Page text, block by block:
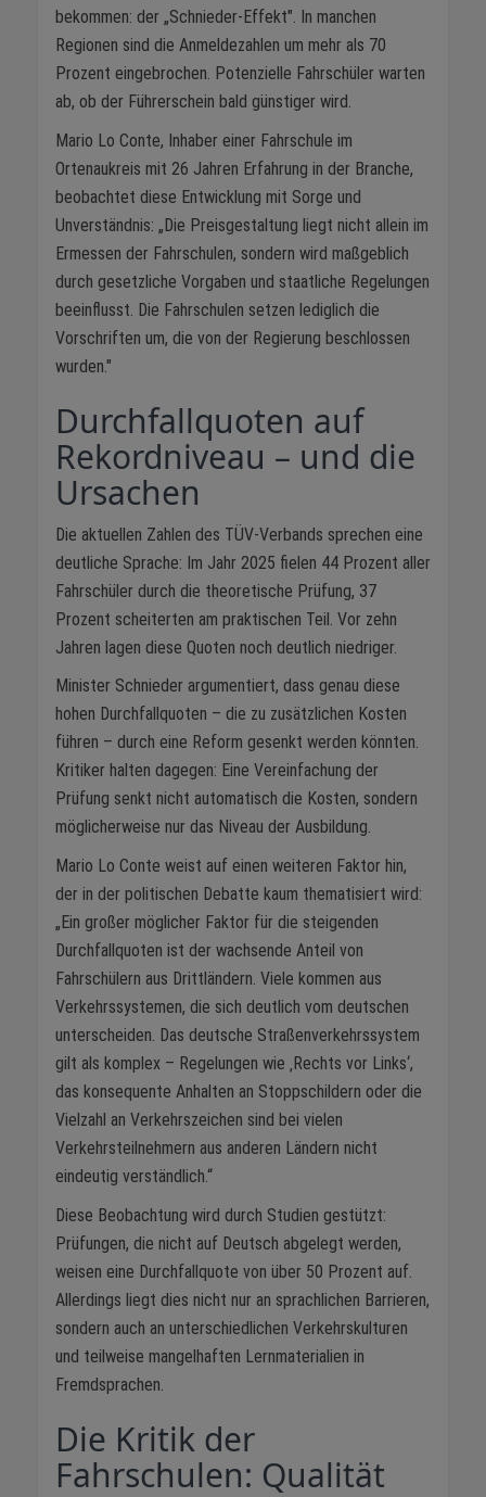
bekommen: der „Schnieder-Effekt". In manchen
Regionen sind die Anmeldezahlen um mehr als 70
Prozent eingebrochen. Potenzielle Fahrschüler warten
ab, ob der Führerschein bald günstiger wird.
Mario Lo Conte, Inhaber einer Fahrschule im
Ortenaukreis mit 26 Jahren Erfahrung in der Branche,
beobachtet diese Entwicklung mit Sorge und
Unverständnis: „Die Preisgestaltung liegt nicht allein im
Ermessen der Fahrschulen, sondern wird maßgeblich
durch gesetzliche Vorgaben und staatliche Regelungen
beeinflusst. Die Fahrschulen setzen lediglich die
Vorschriften um, die von der Regierung beschlossen
wurden."
Durchfallquoten auf
Rekordniveau – und die
Ursachen
Die aktuellen Zahlen des TÜV-Verbands sprechen eine
deutliche Sprache: Im Jahr 2025 fielen 44 Prozent aller
Fahrschüler durch die theoretische Prüfung, 37
Prozent scheiterten am praktischen Teil. Vor zehn
Jahren lagen diese Quoten noch deutlich niedriger.
Minister Schnieder argumentiert, dass genau diese
hohen Durchfallquoten – die zu zusätzlichen Kosten
führen – durch eine Reform gesenkt werden könnten.
Kritiker halten dagegen: Eine Vereinfachung der
Prüfung senkt nicht automatisch die Kosten, sondern
möglicherweise nur das Niveau der Ausbildung.
Mario Lo Conte weist auf einen weiteren Faktor hin,
der in der politischen Debatte kaum thematisiert wird:
„Ein großer möglicher Faktor für die steigenden
Durchfallquoten ist der wachsende Anteil von
Fahrschülern aus Drittländern. Viele kommen aus
Verkehrssystemen, die sich deutlich vom deutschen
unterscheiden. Das deutsche Straßenverkehrssystem
gilt als komplex – Regelungen wie ‚Rechts vor Links‘,
das konsequente Anhalten an Stoppschildern oder die
Vielzahl an Verkehrszeichen sind bei vielen
Verkehrsteilnehmern aus anderen Ländern nicht
eindeutig verständlich.“
Diese Beobachtung wird durch Studien gestützt:
Prüfungen, die nicht auf Deutsch abgelegt werden,
weisen eine Durchfallquote von über 50 Prozent auf.
Allerdings liegt dies nicht nur an sprachlichen Barrieren,
sondern auch an unterschiedlichen Verkehrskulturen
und teilweise mangelhaften Lernmaterialien in
Fremdsprachen.
Die Kritik der
Fahrschulen: Qualität